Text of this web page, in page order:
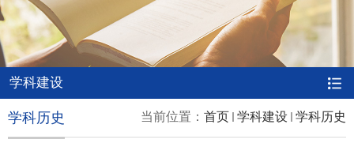
学科建设
当前位置： 首页 学科建设 学科历史
学科历史